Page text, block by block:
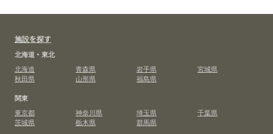
施設を探す
北海道・東北
北海道
青森県 岩手県
宮城県
秋田県
山形県
福島県
関東
東京都
神奈川県 埼玉県
千葉県
茨城県
栃木県
群馬県